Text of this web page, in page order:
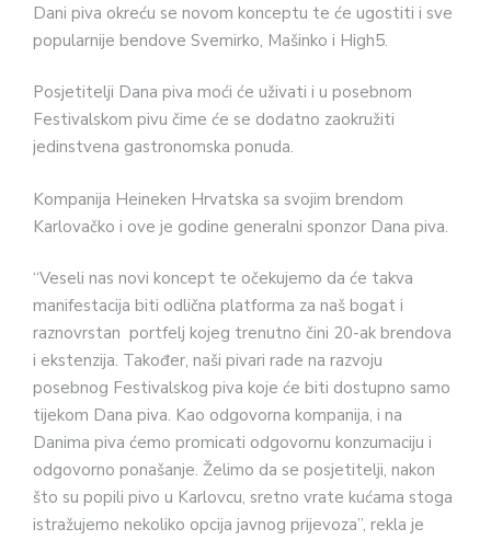
Dani piva okreću se novom konceptu te će ugostiti i sve
popularnije bendove Svemirko, Mašinko i High5.
Posjetitelji Dana piva moći će uživati i u posebnom
Festivalskom pivu čime će se dodatno zaokružiti
jedinstvena gastronomska ponuda.
Kompanija Heineken Hrvatska sa svojim brendom
Karlovačko i ove je godine generalni sponzor Dana piva.
“Veseli nas novi koncept te očekujemo da će takva
manifestacija biti odlična platforma za naš bogat i
raznovrstan portfelj kojeg trenutno čini 20-ak brendova
i ekstenzija. Također, naši pivari rade na razvoju
posebnog Festivalskog piva koje će biti dostupno samo
tijekom Dana piva. Kao odgovorna kompanija, i na
Danima piva ćemo promicati odgovornu konzumaciju i
odgovorno ponašanje. Želimo da se posjetitelji, nakon
što su popili pivo u Karlovcu, sretno vrate kućama stoga
istražujemo nekoliko opcija javnog prijevoza”, rekla je